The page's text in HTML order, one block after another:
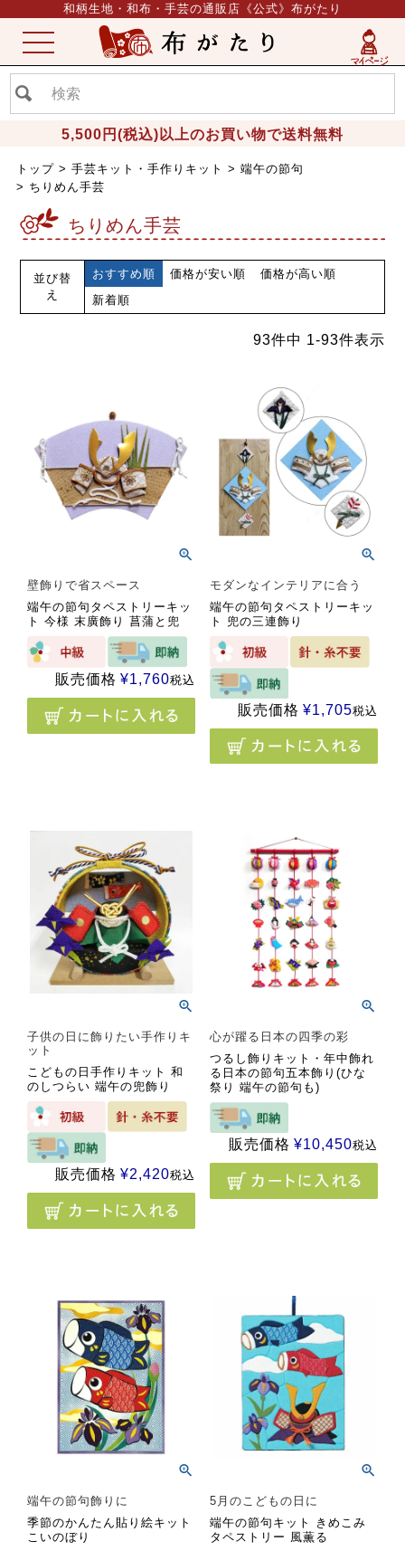
和柄生地・和布・手芸の通販店《公式》布がたり
5,500円(税込)以上のお買い物で送料無料
ME
NU
トップ 手芸キット・手作りキット
端午の節句
ちりめん手芸
ちりめん手芸
並び替
え
おすすめ順 価格が安い順
価格が高い順
新着順
93件中 1-93件表示
壁飾りで省スペース
端午の節句タペストリーキッ
ト 今様 末廣飾り 菖蒲と兜
販売価格 ¥1,760税込
モダンなインテリアに合う
端午の節句タペストリーキッ
ト 兜の三連飾り
販売価格 ¥1,705税込
子供の日に飾りたい手作りキ
ット
こどもの日手作りキット 和
のしつらい 端午の兜飾り
販売価格 ¥2,420税込
心が躍る日本の四季の彩
つるし飾りキット・年中飾れ
る日本の節句五本飾り(ひな
祭り 端午の節句も)
販売価格 ¥10,450税込
端午の節句飾りに
季節のかんたん貼り絵キット
こいのぼり
5月のこどもの日に
端午の節句キット きめこみ
タペストリー 風薫る